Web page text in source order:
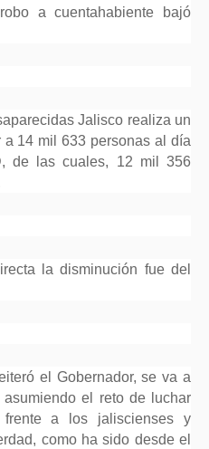
a cuentahabiente bajó
Jalisco realiza un
14 mil 633 personas al día
de las cuales, 12 mil 356
la disminución fue del
el Gobernador, se va a
el reto de luchar
a los jaliscienses y
como ha sido desde el